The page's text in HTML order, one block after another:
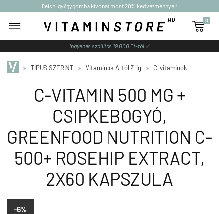
Reishi gyógygomba kivonat most 20% kedvezménnyel!

0
Ingyenes szállítás 19 000 Ft-tól ✓
» TÍPUS SZERINT » Vitaminok A-tól Z-ig » C-vitaminok
C-VITAMIN 500 MG +
CSIPKEBOGYÓ,
GREENFOOD NUTRITION C-
500+ ROSEHIP EXTRACT,
2X60 KAPSZULA
-6%